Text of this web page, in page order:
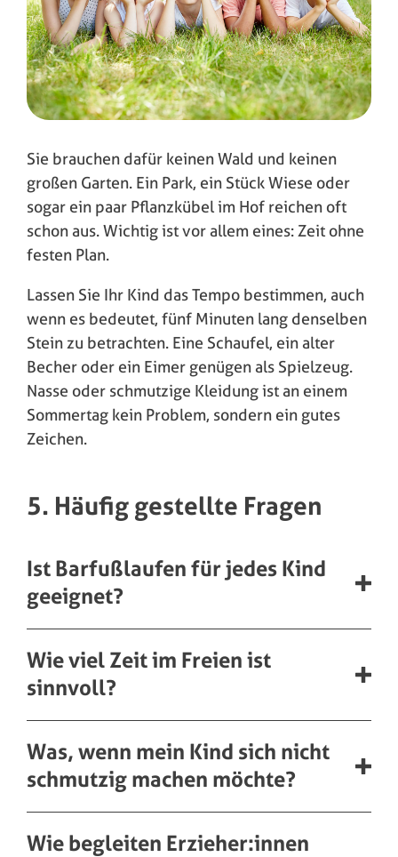
Sie brauchen dafür keinen Wald und keinen
großen Garten. Ein Park, ein Stück Wiese oder
sogar ein paar Pflanzkübel im Hof reichen oft
schon aus. Wichtig ist vor allem eines: Zeit ohne
festen Plan.
Lassen Sie Ihr Kind das Tempo bestimmen, auch
wenn es bedeutet, fünf Minuten lang denselben
Stein zu betrachten. Eine Schaufel, ein alter
Becher oder ein Eimer genügen als Spielzeug.
Nasse oder schmutzige Kleidung ist an einem
Sommertag kein Problem, sondern ein gutes
Zeichen.
5. Häufig gestellte Fragen
Ist Barfußlaufen für jedes Kind
geeignet?
Wie viel Zeit im Freien ist
sinnvoll?
Was, wenn mein Kind sich nicht
schmutzig machen möchte?
Wie begleiten Erzieher:innen